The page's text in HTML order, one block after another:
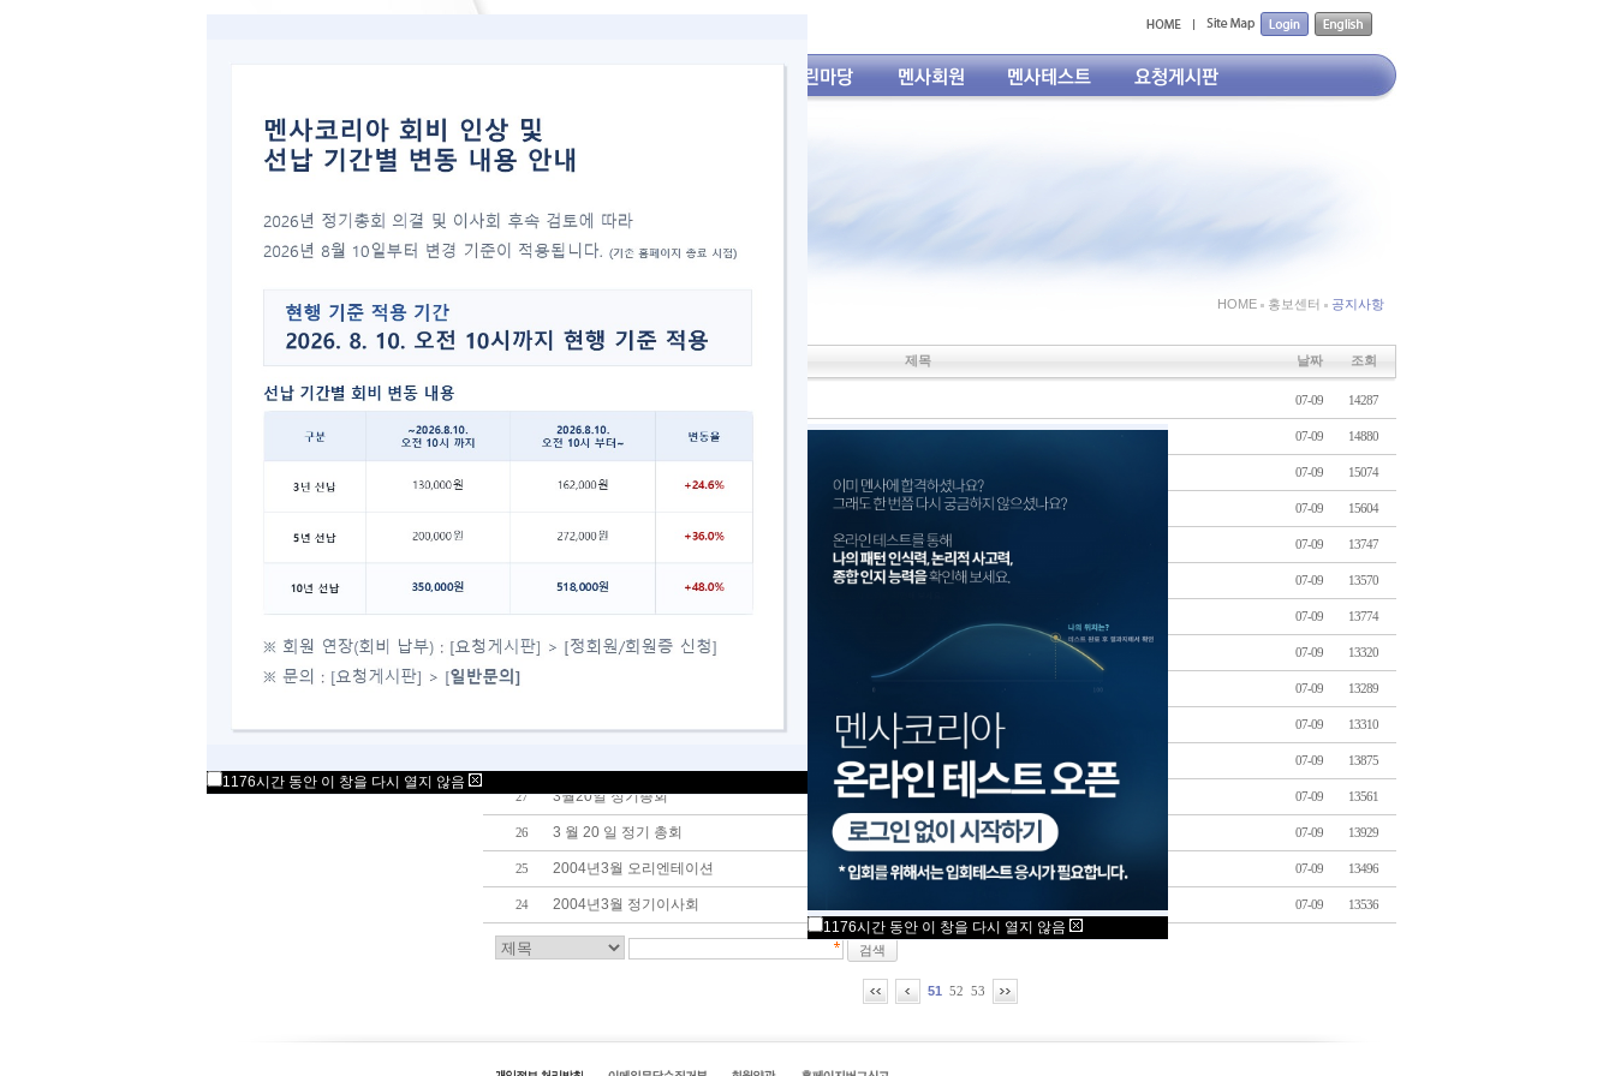
HOME 홍보센터 공지사항
제목 날짜 조회
07-09 14287
6월 정기이사회 07-09 14880
07-09 15074
07-09 15604
5월 정기이사회 07-09 13747
5월 오리엔테이션 07-09 13570
32 5월 정기테스트 07-09 13774
31 4월 정기 이사회 07-09 13320
30 07-09 13289
07-09 13310
07-09 13875
27 3월20일 정기총회 07-09 13561
26 3 월 20 일 정기 총회 07-09 13929
25 2004년3월 오리엔테이션 07-09 13496
24 2004년3월 정기이사회 07-09 13536
51 52 53
1176시간 동안 이 창을 다시 열지 않음
1176시간 동안 이 창을 다시 열지 않음